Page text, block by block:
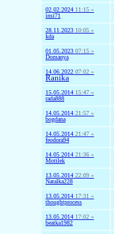
02.02.2024 11:15 »
insi71
28.11.2023 10:05 »
kda
01.05.2023 07:15 »
Domanya
14.06.2022 07:02 »
Ranika
15.05.2014 15:47 »
rada888
14.05.2014 21:57 »
bogdana
14.05.2014 21:47 »
feodora94
14.05.2014 21:36 »
Motilek
13.05.2014 22:09 »
Natalka228
13.05.2014 17:31 »
thoughtprocess
13.05.2014 17:02 »
beatka1982